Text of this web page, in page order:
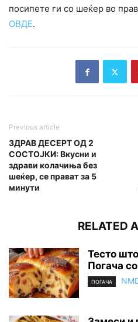
посипете ги со шеќер во
ОВДЕ.
Previous article
ЗДРАВ ДЕСЕРТ ОД 2
СОСТОЈКИ: Вкусни и
здрави колачиња без
шеќер, се прават за 5
минути
RELATED
Тесто
Погача
ПОГАЧА